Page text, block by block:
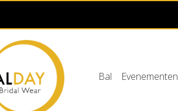
Bal Evenementen